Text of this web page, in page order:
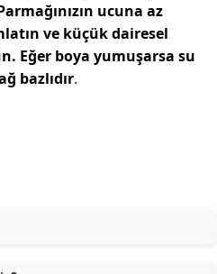
ucuna az
ve küçük dairesel
Eğer boya yumuşarsa su
bazlıdır.